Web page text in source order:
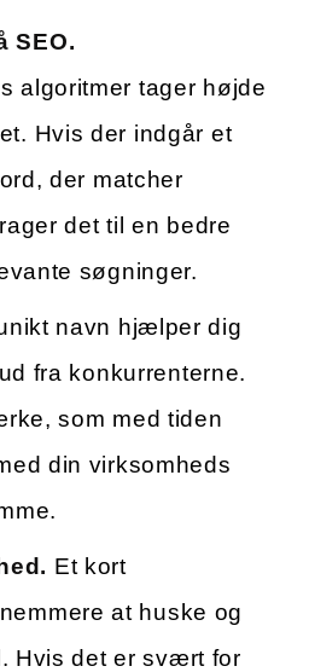
SEO.
algoritmer tager højde
Hvis der indgår et
der matcher
det til en bedre
søgninger.
navn hjælper dig
fra konkurrenterne.
som med tiden
din virksomheds
Et kort
at huske og
Hvis det er svært for